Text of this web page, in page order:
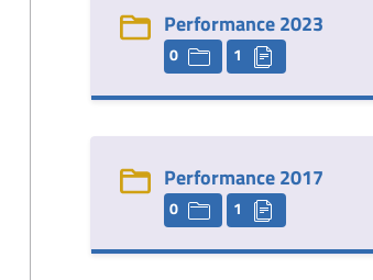
Performance 2023
0 1
Performance 2017
0 1